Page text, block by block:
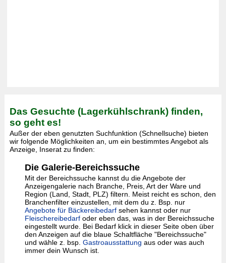
Das Gesuchte (Lagerkühlschrank) finden,
so geht es!
Außer der eben genutzten Suchfunktion (Schnellsuche) bieten
wir folgende Möglichkeiten an, um ein bestimmtes Angebot als
Anzeige, Inserat zu finden:
Die Galerie-Bereichssuche
Mit der Bereichssuche kannst du die Angebote der
Anzeigengalerie nach Branche, Preis, Art der Ware und
Region (Land, Stadt, PLZ) filtern. Meist reicht es schon, den
Branchenfilter einzustellen, mit dem du z. Bsp. nur
Angebote für Bäckereibedarfsehen kannst oder nur
Fleischereibedarfoder eben das, was in der Bereichssuche
eingestellt wurde. Bei Bedarf klick in dieser Seite oben über
den Anzeigen auf die blaue Schaltfläche "Bereichssuche"
und wähle z. bsp. Gastroausstattung aus oder was auch
immer dein Wunsch ist.